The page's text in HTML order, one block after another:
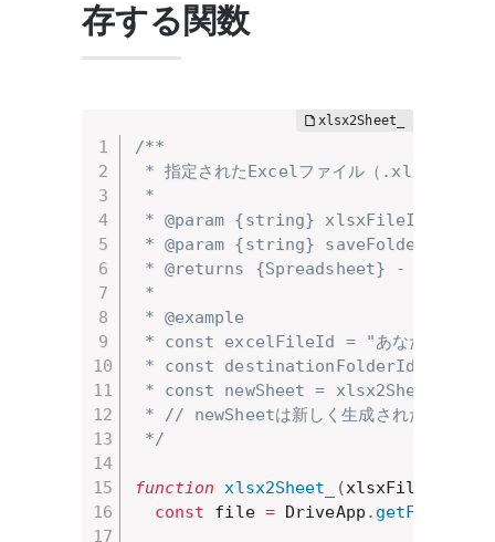
存する関数
/**
* 指定されたExcelファイル（.xlsx）を
*
* @param {string} xlsxFileId - 変換す
* @param {string} saveFolderId - 変換後
* @returns {Spreadsheet} - 生成された
*
* @example
* const excelFileId = "あなたのExcel
* const destinationFolderId = "あなた
* const newSheet =
* // newSheetは新しく生成されたGoogleス
*/
function xlsx2Sheet_ (xlsxFileId
const file = DriveApp . getFileById